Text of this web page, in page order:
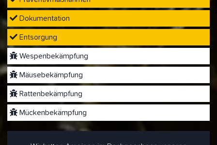
Dokumentation
Entsorgung
Wespenbekämpfung
Mäusebekämpfung
Rattenbekämpfung
Mückenbekämpfung